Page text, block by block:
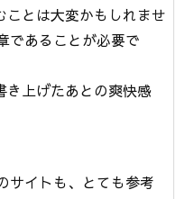
とは大変かもしれませ
であることが必要で
き上げたあとの爽快感
サイトも、とても参考